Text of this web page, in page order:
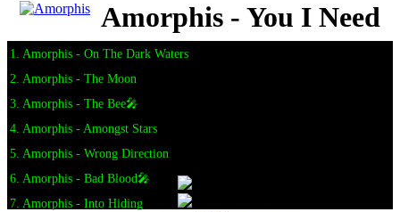
Amorphis - You I Need
1. Amorphis - On The Dark Waters
2. Amorphis - The Moon
3. Amorphis - The Bee🎤
4. Amorphis - Amongst Stars
5. Amorphis - Wrong Direction
6. Amorphis - Bad Blood🎤
7. Amorphis - Into Hiding